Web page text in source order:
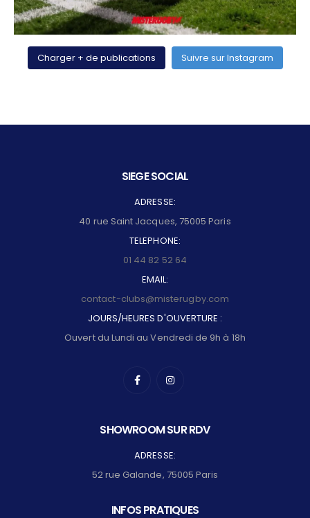
Charger + de publications Suivre sur Instagram
SIEGE SOCIAL
ADRESSE:
40 rue Saint Jacques, 75005 Paris
TELEPHONE:
01 44 82 52 64
EMAIL:
contact-clubs@misterugby.com
JOURS/HEURES D'OUVERTURE :
Ouvert du Lundi au Vendredi de 9h à 18h
SHOWROOM SUR RDV
ADRESSE:
52 rue Galande, 75005 Paris
INFOS PRATIQUES